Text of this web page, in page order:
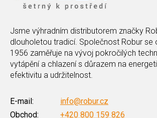
Jsme výhradním distributorem značky
dlouholetou tradicí. Společnost Robur se
1956 zaměřuje na vývoj pokročilých
vytápění a chlazení s důrazem na
efektivitu a udržitelnost.
E-mail:
info@robur.cz
Obchod:
+420 800 159 826